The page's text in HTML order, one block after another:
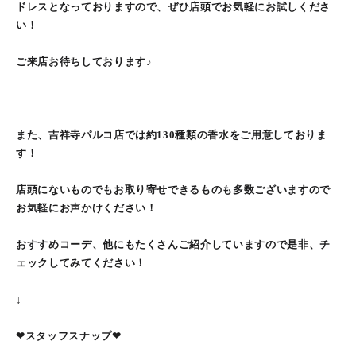
ドレスとなっておりますので、ぜひ店頭でお気軽にお試しくださ
い！
ご来店お待ちしております♪
また、吉祥寺パルコ店では約130種類の香水をご用意しておりま
す！
店頭にないものでもお取り寄せできるものも多数ございますので
お気軽にお声かけください！
おすすめコーデ、他にもたくさんご紹介していますので是非、チ
ェックしてみてください！
↓
❤︎スタッフスナップ❤︎